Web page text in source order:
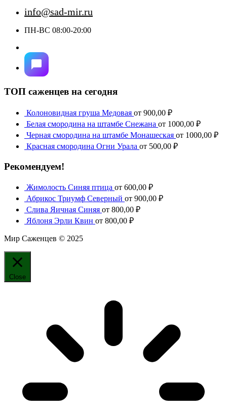
info@sad-mir.ru
ПН-ВС 08:00-20:00
ТОП саженцев на сегодня
Колоновидная груша Медовая от 900,00 ₽
Белая смородина на штамбе Снежана от 1000,00 ₽
Черная смородина на штамбе Монашеская от 1000,00 ₽
Красная смородина Огни Урала от 500,00 ₽
Рекомендуем!
Жимолость Синяя птица от 600,00 ₽
Абрикос Триумф Северный от 900,00 ₽
Слива Яичная Синяя от 800,00 ₽
Яблоня Эрли Квин от 800,00 ₽
Мир Саженцев © 2025
Close